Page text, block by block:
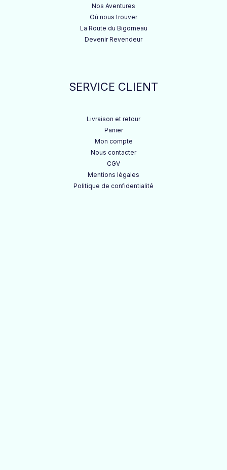
Nos Aventures
Où nous trouver
La Route du Bigorneau
Devenir Revendeur
SERVICE CLIENT
Livraison et retour
Panier
Mon compte
Nous contacter
CGV
Mentions légales
Politique de confidentialité